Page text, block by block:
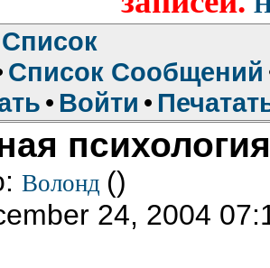
Список
Список Сообщений
• Войти •
психология
Волонд ()
24, 2004